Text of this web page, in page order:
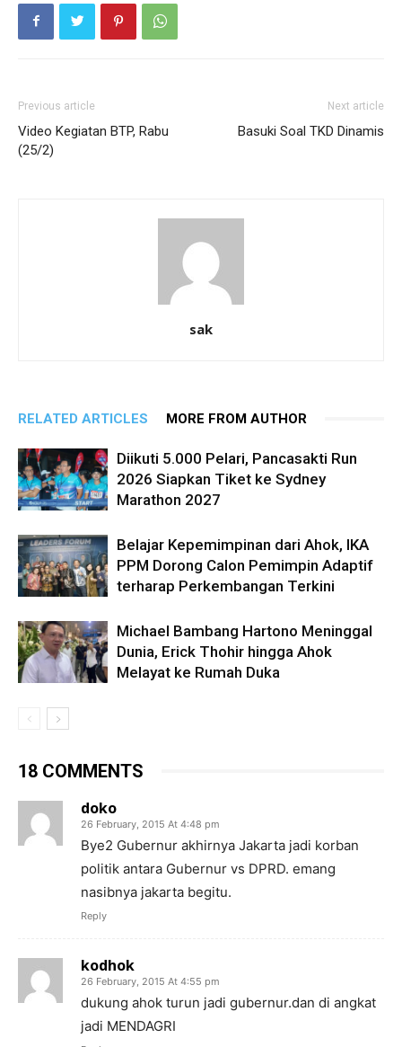
Previous article
Video Kegiatan BTP, Rabu
(25/2)
Next article
Basuki Soal TKD Dinamis
sak
RELATED ARTICLES MORE FROM AUTHOR
Diikuti 5.000 Pelari, Pancasakti Run
2026 Siapkan Tiket ke Sydney
Marathon 2027
Belajar Kepemimpinan dari Ahok, IKA
PPM Dorong Calon Pemimpin Adaptif
terharap Perkembangan Terkini
Michael Bambang Hartono Meninggal
Dunia, Erick Thohir hingga Ahok
Melayat ke Rumah Duka
18 COMMENTS
doko
26 February, 2015 At 4:48 pm
Bye2 Gubernur akhirnya Jakarta jadi korban
politik antara Gubernur vs DPRD. emang
nasibnya jakarta begitu.
Reply
kodhok
26 February, 2015 At 4:55 pm
dukung ahok turun jadi gubernur.dan di angkat
jadi MENDAGRI